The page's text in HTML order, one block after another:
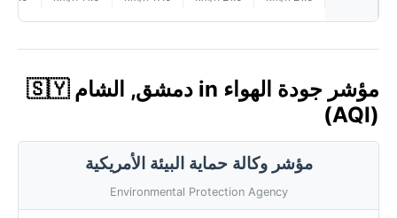
مؤشر جودة الهواء in دمشق, الشام 🇸🇾
(AQI)
مؤشر وكالة حماية البيئة الأمريكية
Environmental Protection Agency